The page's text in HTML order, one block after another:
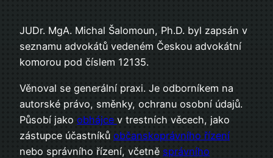
JUDr. MgA. Michal Šalomoun, Ph.D. byl zapsán v
seznamu advokátů vedeném Českou advokátní
komorou pod číslem 12135.
Věnoval se generální praxi. Je odborníkem na
autorské právo, směnky, ochranu osobní údajů.
Působí jako obhájce v trestních věcech, jako
zástupce účastníků občanskoprávního řízení
nebo správního řízení, včetně správního